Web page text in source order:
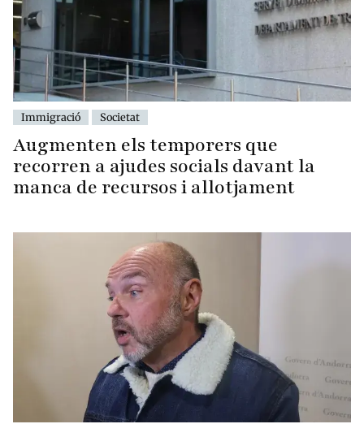
Immigració Societat
Augmenten els temporers que
recorren a ajudes socials davant la
manca de recursos i allotjament